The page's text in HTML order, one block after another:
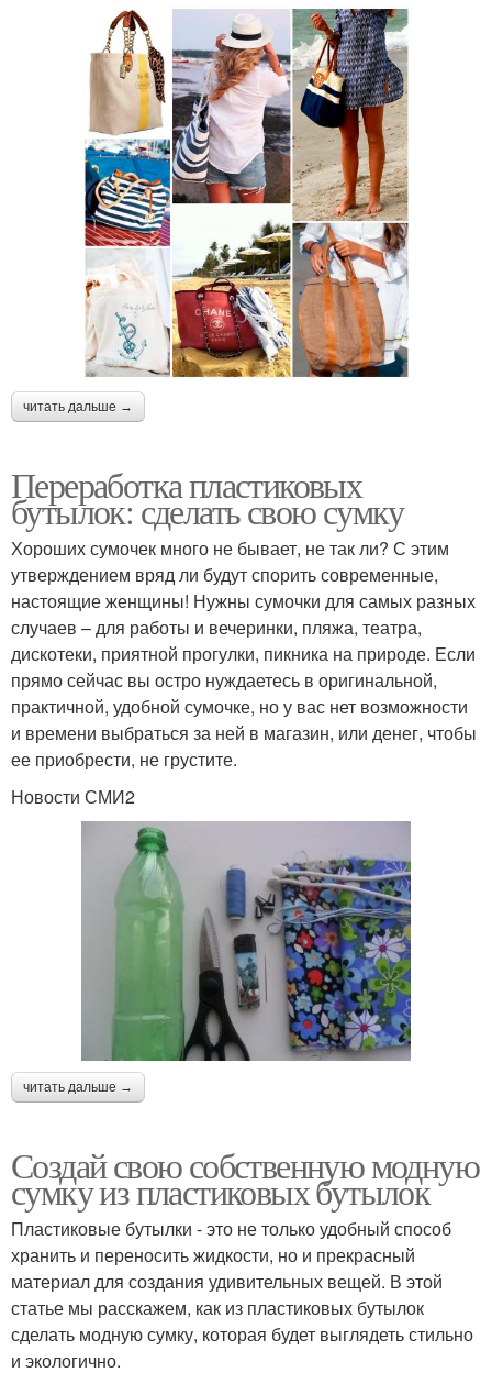
читать дальше →
Переработка пластиковых
бутылок: сделать свою сумку
Хороших сумочек много не бывает, не так ли? С этим
утверждением вряд ли будут спорить современные,
настоящие женщины! Нужны сумочки для самых разных
случаев – для работы и вечеринки, пляжа, театра,
дискотеки, приятной прогулки, пикника на природе. Если
прямо сейчас вы остро нуждаетесь в оригинальной,
практичной, удобной сумочке, но у вас нет возможности
и времени выбраться за ней в магазин, или денег, чтобы
ее приобрести, не грустите.
Новости СМИ2
читать дальше →
Создай свою собственную модную
сумку из пластиковых бутылок
Пластиковые бутылки - это не только удобный способ
хранить и переносить жидкости, но и прекрасный
материал для создания удивительных вещей. В этой
статье мы расскажем, как из пластиковых бутылок
сделать модную сумку, которая будет выглядеть стильно
и экологично.